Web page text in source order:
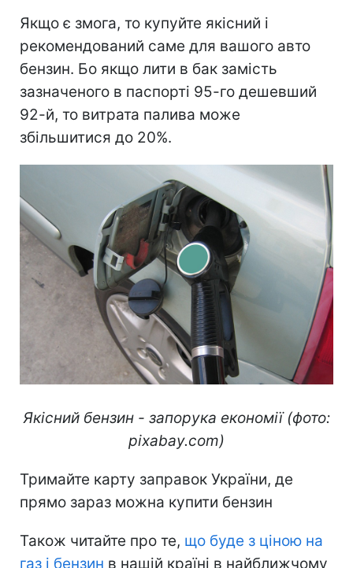
Якщо є змога, то купуйте якісний і
рекомендований саме для вашого авто
бензин. Бо якщо лити в бак замість
зазначеного в паспорті 95-го дешевший
92-й, то витрата палива може
збільшитися до 20%.
Якісний бензин - запорука економії (фото:
pixabay.com)
Тримайте карту заправок України, де
прямо зараз можна купити бензин
Також читайте про те, що буде з ціною на
газ і бензин в нашій країні в найближчому